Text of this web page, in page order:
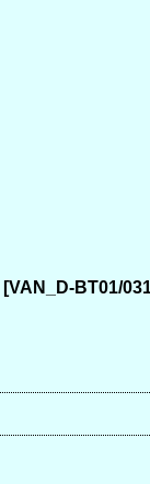
[VAN_D-BT01/